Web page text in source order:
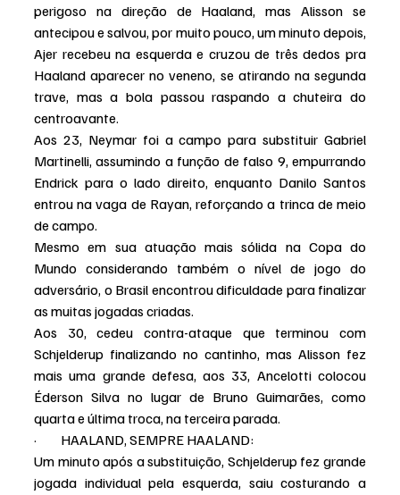
perigoso na direção de Haaland, mas Alisson se
antecipou e salvou, por muito pouco, um minuto depois,
Ajer recebeu na esquerda e cruzou de três dedos pra
Haaland aparecer no veneno, se atirando na segunda
trave, mas a bola passou raspando a chuteira do
centroavante.
Aos 23, Neymar foi a campo para substituir Gabriel
Martinelli, assumindo a função de falso 9, empurrando
Endrick para o lado direito, enquanto Danilo Santos
entrou na vaga de Rayan, reforçando a trinca de meio
de campo.
Mesmo em sua atuação mais sólida na Copa do
Mundo considerando também o nível de jogo do
adversário, o Brasil encontrou dificuldade para finalizar
as muitas jogadas criadas.
Aos 30, cedeu contra-ataque que terminou com
Schjelderup finalizando no cantinho, mas Alisson fez
mais uma grande defesa, aos 33, Ancelotti colocou
Éderson Silva no lugar de Bruno Guimarães, como
quarta e última troca, na terceira parada.
·         HAALAND, SEMPRE HAALAND:
Um minuto após a substituição, Schjelderup fez grande
jogada individual pela esquerda, saiu costurando a